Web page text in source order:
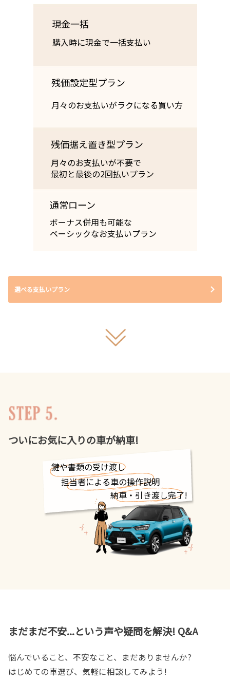
現金一括
購入時に現金で一括支払い
残価設定型プラン
月々のお支払いが﻿ラクになる買い方
残価据え置き型プラン
月々のお支払いが不要で
最初と最後の2回払いプラン
通常ローン
ボーナス併用も可能な
ベーシックなお支払いプラン
選べる支払いプラン
ついにお気に入りの車が納車!
鍵や書類の受け渡し
担当者による車の操作説明
納車・引き渡し完了!
まだまだ不安...という声や疑問を解決! Q&A
悩んでいること、不安なこと、まだありませんか?
はじめての車選び、気軽に相談してみよう!